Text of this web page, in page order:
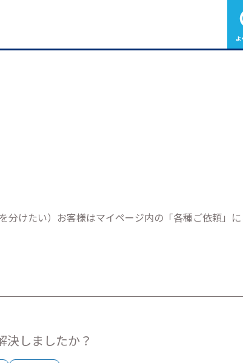
けたい）お客様はマイページ内の「各種ご依頼」
決しましたか？